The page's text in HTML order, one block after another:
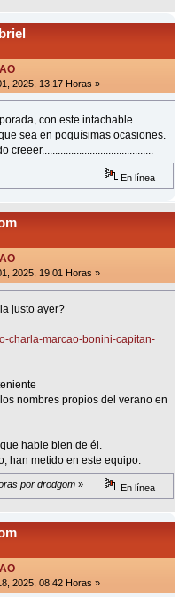
2025, 13:17 Horas »
con este intachable
sea en poquísimas ocasiones.
En línea
2025, 19:01 Horas »
justo ayer?
charla-marcao-bonini-capitan-
nombres propios del verano en
hable bien de él.
han metido en este equipo.
por drodgom » En línea
2025, 08:42 Horas »